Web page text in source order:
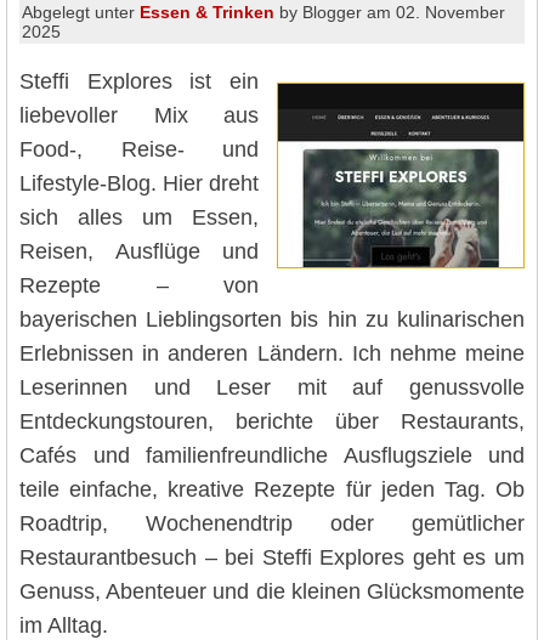
Abgelegt unter Essen & Trinken by Blogger am 02. November
2025
Steffi Explores ist ein
liebevoller Mix aus
Food-, Reise- und
Lifestyle-Blog. Hier dreht
sich alles um Essen,
Reisen, Ausflüge und
Rezepte – von
bayerischen Lieblingsorten bis hin zu kulinarischen
Erlebnissen in anderen Ländern. Ich nehme meine
Leserinnen und Leser mit auf genussvolle
Entdeckungstouren, berichte über Restaurants,
Cafés und familienfreundliche Ausflugsziele und
teile einfache, kreative Rezepte für jeden Tag. Ob
Roadtrip, Wochenendtrip oder gemütlicher
Restaurantbesuch – bei Steffi Explores geht es um
Genuss, Abenteuer und die kleinen Glücksmomente
im Alltag.